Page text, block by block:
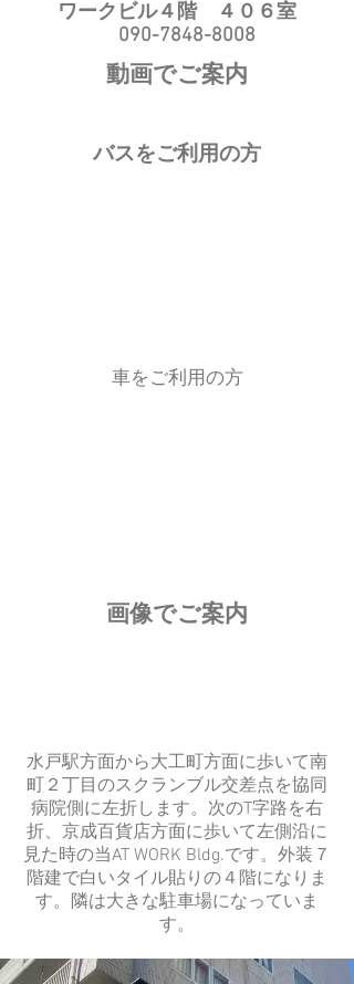
ワークビル４階 ４０６室
090-7848-8008
動画でご案内
バスをご利用の方
車をご利用の方
画像でご案内
水戸駅方面から大工町方面に歩いて南
町２丁目のスクランブル交差点を協同
病院側に左折します。次のT字路を右
折、京成百貨店方面に歩いて左側沿に
見た時の当AT WORK Bldg.です。外装７
階建で白いタイル貼りの４階になりま
す。隣は大きな駐車場になっていま
す。